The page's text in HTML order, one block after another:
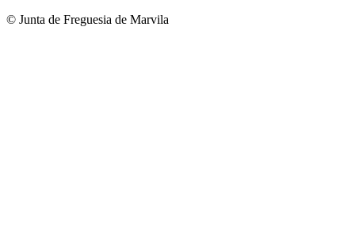
© Junta de Freguesia de Marvila